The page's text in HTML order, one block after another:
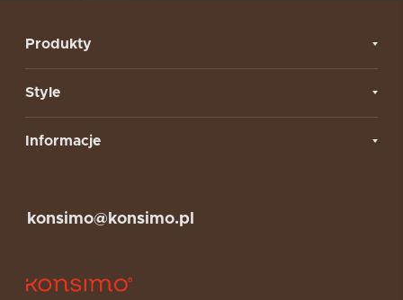
Produkty
Style
Informacje
konsimo@konsimo.pl